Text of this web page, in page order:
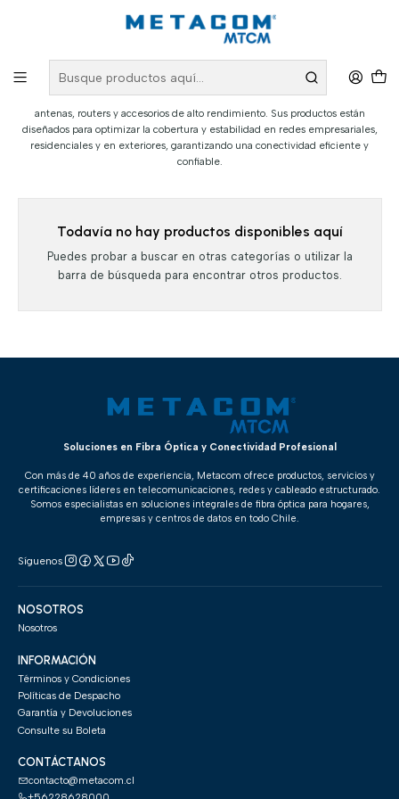
Inicio Marcas Hyperlink
Hyperlink
Hyperlink ofrece soluciones de conectividad inalámbrica, incluyendo
antenas, routers y accesorios de alto rendimiento. Sus productos están
diseñados para optimizar la cobertura y estabilidad en redes empresariales,
residenciales y en exteriores, garantizando una conectividad eficiente y
confiable.
Todavía no hay productos disponibles aquí
Puedes probar a buscar en otras categorías o utilizar la
barra de búsqueda para encontrar otros productos.
Soluciones en Fibra Óptica y Conectividad Profesional
Con más de 40 años de experiencia, Metacom ofrece productos, servicios y
certificaciones líderes en telecomunicaciones, redes y cableado estructurado.
Somos especialistas en soluciones integrales de fibra óptica para hogares,
empresas y centros de datos en todo Chile.
Síguenos
NOSOTROS
Nosotros
INFORMACIÓN
Términos y Condiciones
Políticas de Despacho
Garantía y Devoluciones
Consulte su Boleta
CONTÁCTANOS
contacto@metacom.cl